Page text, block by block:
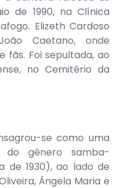
de 1990, na Clínica
Elizeth Cardoso
Caetano, onde
fãs. Foi sepultada, ao
no Cemitério da
se como uma
do gênero samba-
de 1930), ao lado de
Ângela Maria e